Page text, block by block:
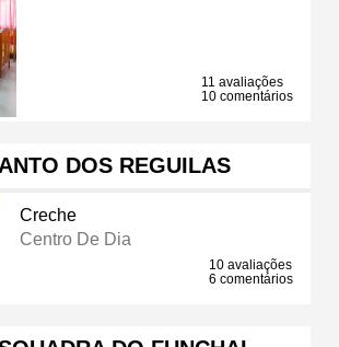
11 avaliações
10 comentários
DOS REGUILAS
Creche
Centro De Dia
10 avaliações
6 comentários